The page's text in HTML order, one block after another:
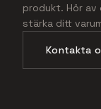
produkt. Hör av
stärka ditt
Kontakta